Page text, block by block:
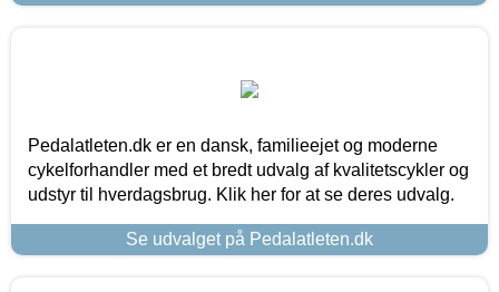
Pedalatleten.dk er en dansk, familieejet og moderne
cykelforhandler med et bredt udvalg af kvalitetscykler og
udstyr til hverdagsbrug. Klik her for at se deres udvalg.
Se udvalget på Pedalatleten.dk